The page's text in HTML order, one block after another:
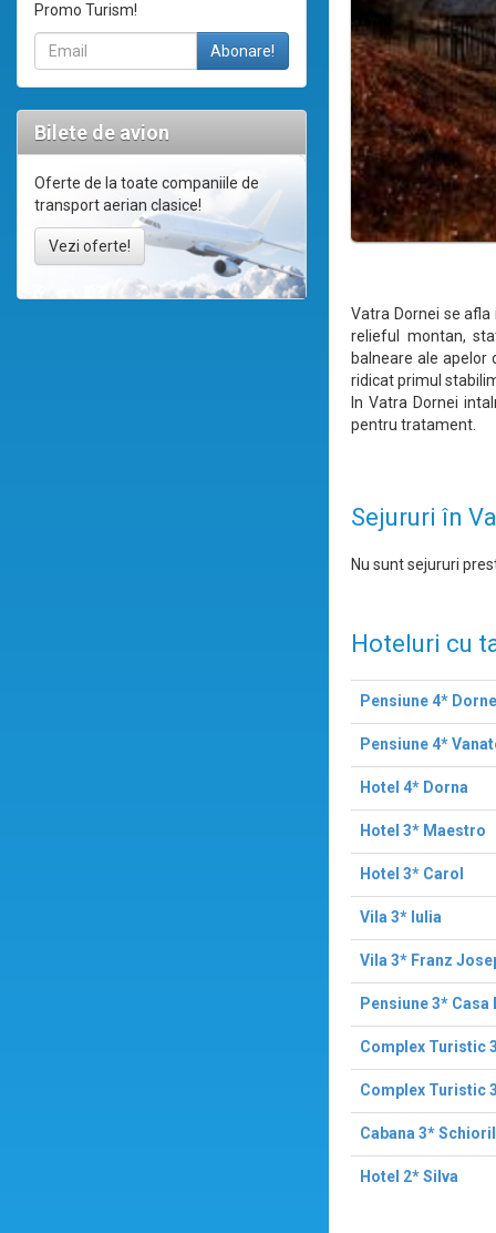
Promo Turism!
Bilete de avion
Oferte de la toate companiile de
transport aerian clasice!
Vezi oferte!
Vatra Dornei se
relieful montan,
balneare ale apelor
ridicat primul
In Vatra Dornei
pentru tratament.
Sejururi în
Nu sunt sejururi
Hoteluri cu
Pensiune 4*
Pensiune 4*
Hotel 4* Dorna
Hotel 3* Maestro
Hotel 3* Carol
Vila 3* Iulia
Vila 3* Franz
Pensiune 3* Casa
Complex Turistic
Complex Turistic
Cabana 3*
Hotel 2* Silva